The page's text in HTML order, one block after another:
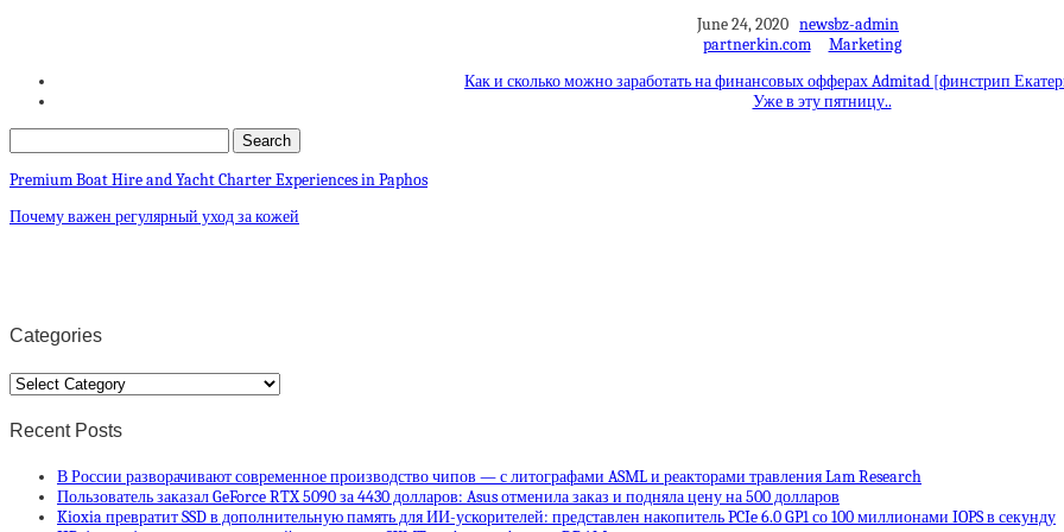
June 24, 2020 newsbz-admin
partnerkin.com
Marketing
Как и сколько можно заработать на финансовых офферах Admitad [финстрип
Уже в эту пятницу..
Premium Boat Hire and Yacht Charter Experiences in Paphos
Почему важен регулярный уход за кожей
Categories
Categories
Recent Posts
В России разворачивают современное производство чипов — с литографами ASML и реакторами травления Lam Research
Пользователь заказал GeForce RTX 5090 за 4430 долларов: Asus отменила заказ и подняла цену на 500 долларов
Kioxia превратит SSD в дополнительную память для ИИ-ускорителей: представлен накопитель PCIe 6.0 GP1 со 100 миллионами IOPS в секунду